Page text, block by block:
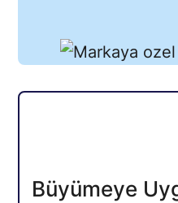
Büyümeye